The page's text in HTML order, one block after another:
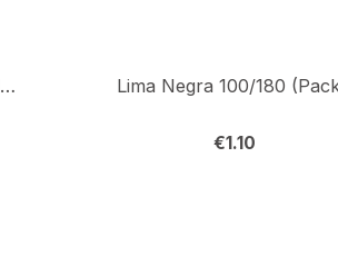
Polvo Acrílico Blanco Brillante 500gr
€1.10